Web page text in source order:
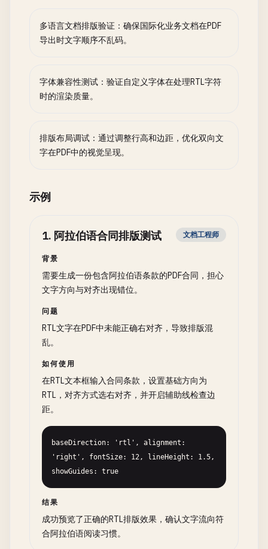
多语言文档排版验证：确保国际化业务文档在PDF
导出时文字顺序不乱码。
字体兼容性测试：验证自定义字体在处理RTL字符
时的渲染质量。
排版布局调试：通过调整行高和边距，优化双向文
字在PDF中的视觉呈现。
示例
1. 阿拉伯语合同排版测试 文档工程师
背景
需要生成一份包含阿拉伯语条款的PDF合同，担心
文字方向与对齐出现错位。
问题
RTL文字在PDF中未能正确右对齐，导致排版混
乱。
如何使用
在RTL文本框输入合同条款，设置基础方向为
RTL，对齐方式选右对齐，并开启辅助线检查边
距。
baseDirection: 'rtl', alignment:
'right', fontSize: 12, lineHeight: 1.5,
showGuides: true
结果
成功预览了正确的RTL排版效果，确认文字流向符
合阿拉伯语阅读习惯。